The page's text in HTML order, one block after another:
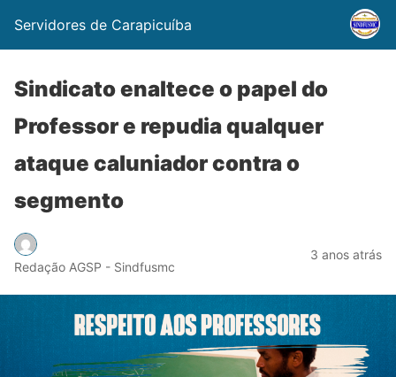
Servidores de Carapicuíba
Sindicato enaltece o papel do
Professor e repudia qualquer
ataque caluniador contra o
segmento
Redação AGSP - Sindfusmc
3 anos atrás